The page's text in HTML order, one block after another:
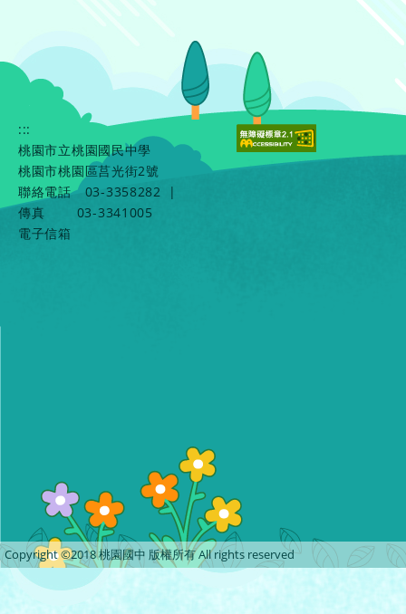
:::
桃園市立桃園國民中學
桃園市桃園區莒光街2號
聯絡電話
03-3358282
|
傳真
03-3341005
電子信箱
Copyright ©2018 桃園國中 版權所有 All rights reserved